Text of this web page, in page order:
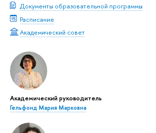
Документы образовательной программы
Расписание
Академический совет
Академический руководитель
Гельфонд Мария Марковна